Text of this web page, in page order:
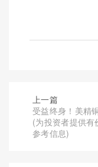
上一篇
受益终身！美精
(为投资者提供有
参考信息)